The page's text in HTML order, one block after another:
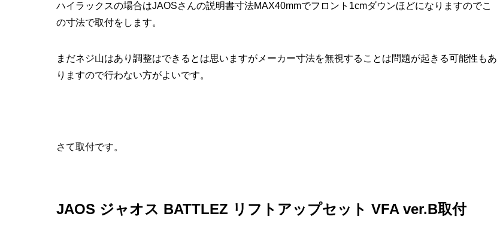
ハイラックスの場合はJAOSさんの説明書寸法MAX40mmでフロント1cmダウンほどになりますのでこ
の寸法で取付をします。
まだネジ山はあり調整はできるとは思いますがメーカー寸法を無視することは問題が起きる可能性もあ
りますので行わない方がよいです。
さて取付です。
JAOS ジャオス BATTLEZ リフトアップセット VFA ver.B取付